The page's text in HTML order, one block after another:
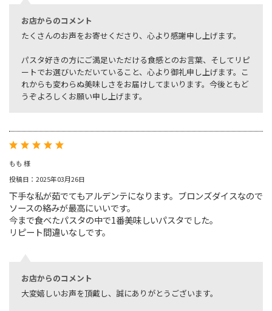
お店からのコメント
たくさんのお声をお寄せくださり、心より感謝申し上げます。
パスタ好きの方にご満足いただける食感とのお言葉、そしてリピ
ートでお選びいただいていること、心より御礼申し上げます。こ
れからも変わらぬ美味しさをお届けしてまいります。今後ともど
うぞよろしくお願い申し上げます。
もも 様
投稿日：2025年03月26日
下手な私が茹でてもアルデンテになります。ブロンズダイスなので
ソースの絡みが最高にいいです。
今まで食べたパスタの中で1番美味しいパスタでした。
リピート間違いなしです。
お店からのコメント
大変嬉しいお声を頂戴し、誠にありがとうございます。